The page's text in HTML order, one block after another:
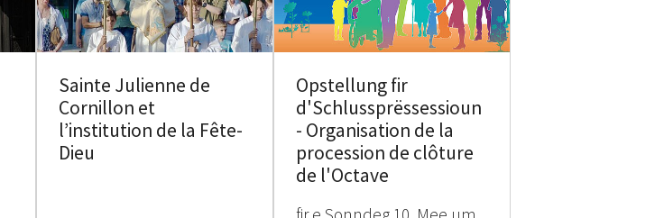
Sainte Julienne de
Cornillon et
l’institution de la Fête-
Dieu
Opstellung fir
d'Schlussprëssessioun
- Organisation de la
procession de clôture
de l'Octave